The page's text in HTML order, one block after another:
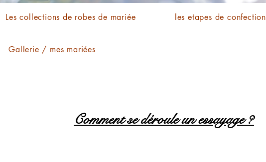
Les collections de robes de mariée les etapes de confection
Gallerie / mes mariées
Comment se déroule un essayage ?